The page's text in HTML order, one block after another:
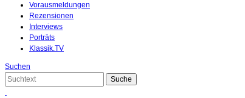
Vorausmeldungen
Rezensionen
Interviews
Porträts
Klassik.TV
Suchen